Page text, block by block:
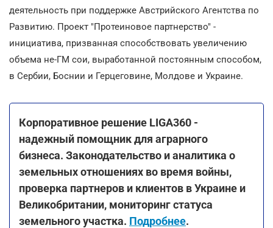
деятельность при поддержке Австрийского Агентства по
Развитию. Проект "Протеиновое партнерство" -
инициатива, призванная способствовать увеличению
объема не-ГМ сои, выработанной постоянным способом,
в Сербии, Боснии и Герцеговине, Молдове и Украине.
Корпоративное решение LIGA360 -
надежный помощник для аграрного
бизнеса. Законодательство и аналитика о
земельных отношениях во время войны,
проверка партнеров и клиентов в Украине и
Великобритании, мониторинг статуса
земельного участка. Подробнее.